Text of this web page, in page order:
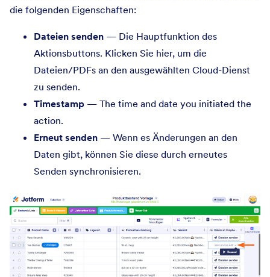
die folgenden Eigenschaften:
Dateien senden — Die Hauptfunktion des
Aktionsbuttons. Klicken Sie hier, um die
Dateien/PDFs an den ausgewählten Cloud-Dienst
zu senden.
Timestamp — The time and date you initiated the
action.
Erneut senden — Wenn es Änderungen an den
Daten gibt, können Sie diese durch erneutes
Senden synchronisieren.